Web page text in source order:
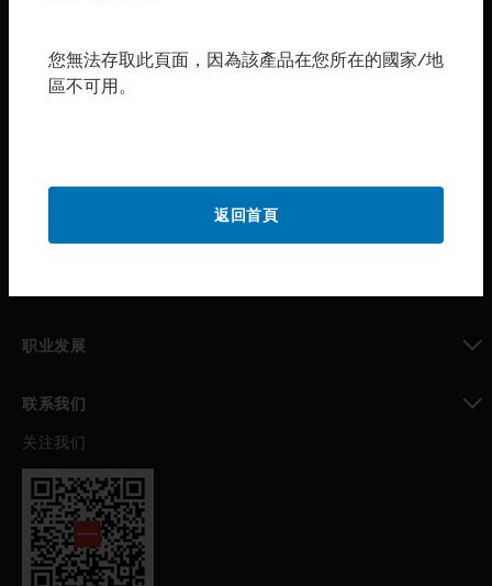
行业
toggle view
职业发展
联系我们
toggle view
关注我们
您無法存取此頁面，因為該產品在您所在的國家/地
區不可用。
返回首頁